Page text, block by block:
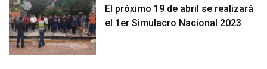
El próximo 19 de abril se realizará
el 1er Simulacro Nacional 2023